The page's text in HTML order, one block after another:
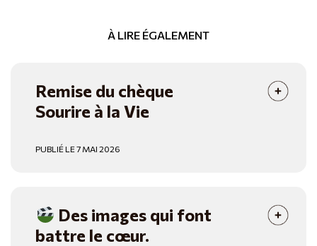
À LIRE ÉGALEMENT
Remise du chèque
Sourire à la Vie
PUBLIÉ LE 7 MAI 2026
Des images qui font
battre le cœur.